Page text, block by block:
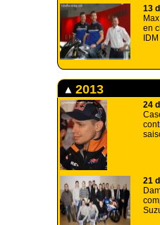
13
en
2013
24
21